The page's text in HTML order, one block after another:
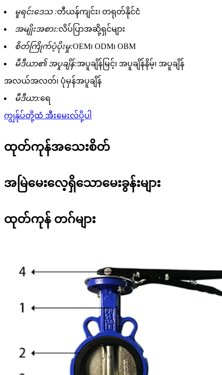
မူရင်းဒေသ :တီယန်ကျင်း၊ တရုတ်နိုင်ငံ
အမျိုးအစား:လိပ်ပြာအဆို့ရှင်များ
စိတ်ကြိုက်ပံ့ပိုးမှု:OEM၊ ODM၊ OBM
မီဒီယာ၏ အပူချိန်:အပူချိန်မြင့်၊ အပူချိန်နိမ့်၊ အပူချိန်
အလယ်အလတ်၊ ပုံမှန်အပူချိန်
မီဒီယာ:ရေ
ကျွန်ုပ်တို့ထံ အီးမေးလ်ပို့ပါ
ထုတ်ကုန်အသေးစိတ်
အမြဲမေးလေ့ရှိသောမေးခွန်းများ
ထုတ်ကုန် တဂ်များ